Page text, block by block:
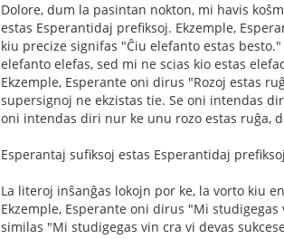
Dolore, dum la pasintan nokton, mi havis
estas Esperantidaj prefiksoj. Ekzemple,
kiu precize signifas "Ĉiu elefanto estas
elefanto elefas, sed mi ne scias kio estas
Ekzemple, Esperante oni dirus "Rozoj estas
supersignoj ne ekzistas tie. Se oni intendas
oni intendas diri nur ke unu rozo estas ruĝa,
Esperantaj sufiksoj estas Esperantidaj
La literoj inŝanĝas lokojn por ke, la vorto kiu
Ekzemple, Esperante oni dirus "Mi
similas "Mi studigegas vin cra vi devas